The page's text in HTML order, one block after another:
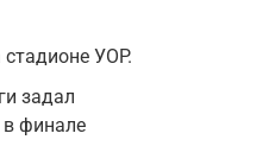
УОР.
задал
финале